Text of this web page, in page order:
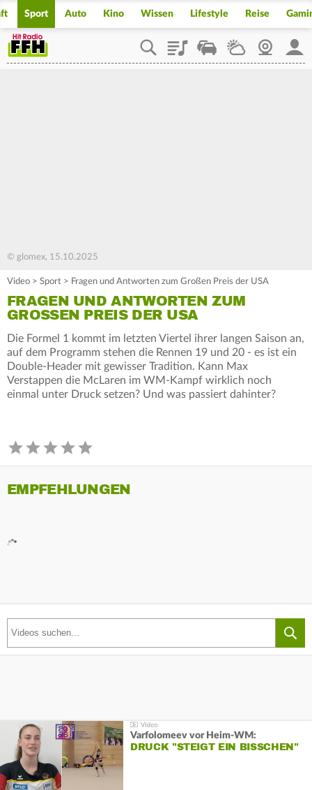
Sport Auto Kino Wissen Lifestyle Reise
PlaylistStaupilotWetterWebcam
© glomex, 15.10.2025
Video > Sport > Fragen und Antworten zum Großen Preis der USA
FRAGEN UND ANTWORTEN ZUM
GROSSEN PREIS DER USA
Die Formel 1 kommt im letzten Viertel ihrer langen Saison an,
auf dem Programm stehen die Rennen 19 und 20 - es ist ein
Double-Header mit gewisser Tradition. Kann Max
Verstappen die McLaren im WM-Kampf wirklich noch
einmal unter Druck setzen? Und was passiert dahinter?
EMPFEHLUNGEN
Varfolomeev vor Heim-WM:
DRUCK "STEIGT EIN BISSCHEN"